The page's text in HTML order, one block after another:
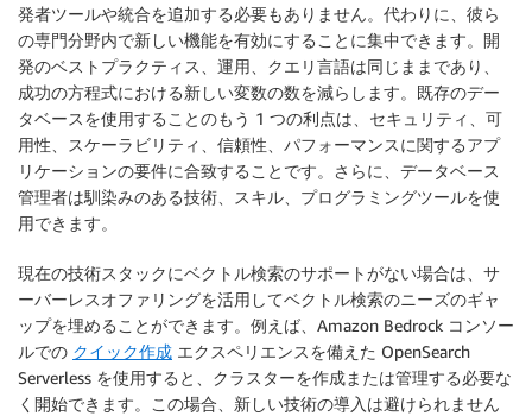
発者ツールや統合を追加する必要もありません。代わりに、彼ら
の専門分野内で新しい機能を有効にすることに集中できます。開
発のベストプラクティス、運用、クエリ言語は同じままであり、
成功の方程式における新しい変数の数を減らします。既存のデー
タベースを使用することのもう 1 つの利点は、セキュリティ、可
用性、スケーラビリティ、信頼性、パフォーマンスに関するアプ
リケーションの要件に合致することです。さらに、データベース
管理者は馴染みのある技術、スキル、プログラミングツールを使
用できます。
現在の技術スタックにベクトル検索のサポートがない場合は、サ
ーバーレスオファリングを活用してベクトル検索のニーズのギャ
ップを埋めることができます。例えば、Amazon Bedrock コンソー
ルでの クイック作成 エクスペリエンスを備えた OpenSearch
Serverless を使用すると、クラスターを作成または管理する必要な
く開始できます。この場合、新しい技術の導入は避けられません